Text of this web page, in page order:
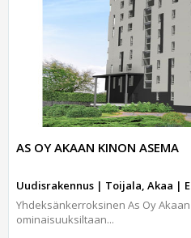
AS OY AKAAN KINON ASEMA
Uudisrakennus | Toijala, Akaa |
Yhdeksänkerroksinen As Oy
ominaisuuksiltaan...